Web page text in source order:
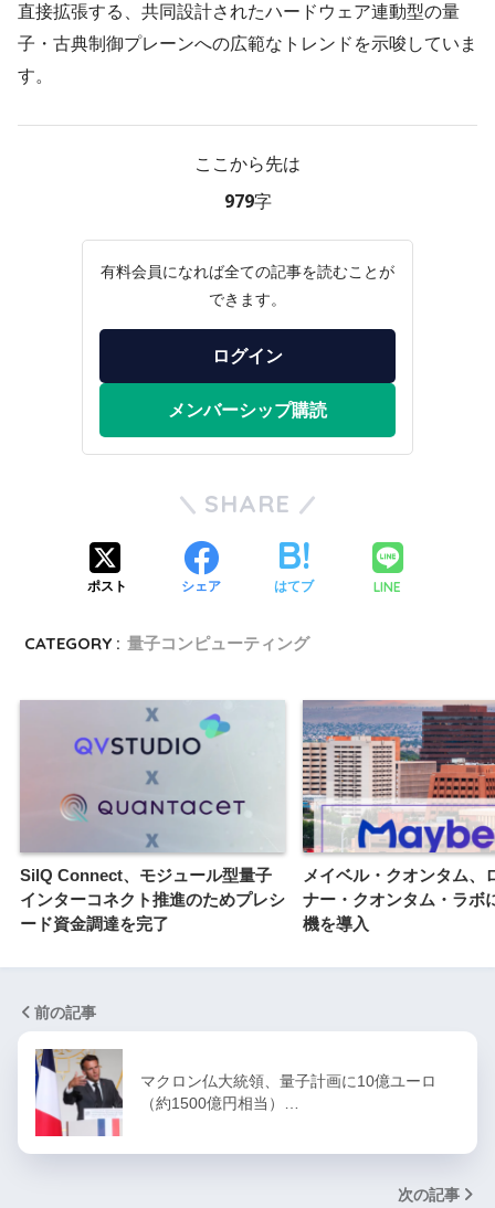
直接拡張する、共同設計されたハードウェア連動型の量
子・古典制御プレーンへの広範なトレンドを示唆していま
す。
ここから先は
979字
有料会員になれば全ての記事を読むことが
できます。
ログイン
メンバーシップ購読
SHARE
ポスト シェア はてブ LINE
CATEGORY : 量子コンピューティング
SilQ Connect、モジュール型量子
インターコネクト推進のためプレシ
ード資金調達を完了
メイベル・クオンタム、
ナー・クオンタム・ラボ
機を導入
前の記事
マクロン仏大統領、量子計画に10億ユーロ
（約1500億円相当）…
次の記事